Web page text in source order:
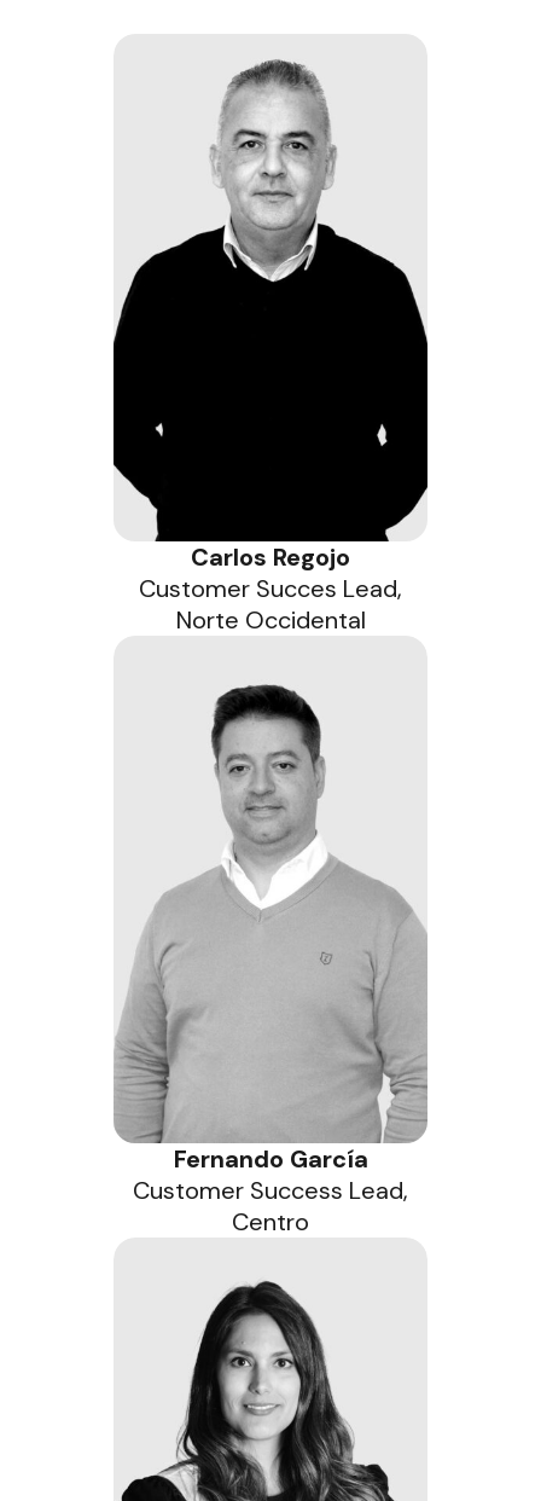
Carlos Regojo
Customer Succes Lead,
Norte Occidental
Fernando García
Customer Success Lead,
Centro